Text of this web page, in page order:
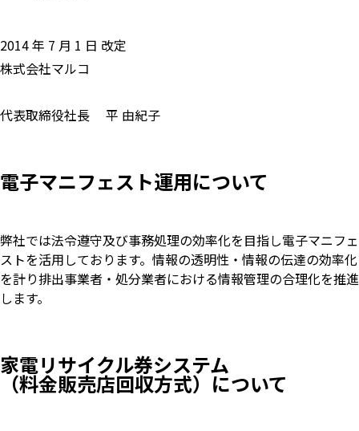
2014 年 7 月 1 日 改定
株式会社マルコ
代表取締役社長 平 由紀子
電子マニフェスト運用について
弊社では法令遵守及び事務処理の効率化を目指し電子マニフェ
ストを活用しております。情報の透明性・情報の伝達の効率化
を計り排出事業者・処分業者における情報管理の合理化を推進
します。
家電リサイクル券システム
（料金販売店回収方式）について